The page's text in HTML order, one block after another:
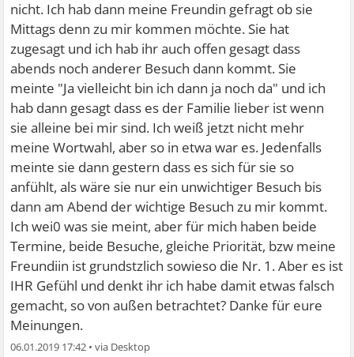
nicht. Ich hab dann meine Freundin gefragt ob sie
Mittags denn zu mir kommen möchte. Sie hat
zugesagt und ich hab ihr auch offen gesagt dass
abends noch anderer Besuch dann kommt. Sie
meinte "Ja vielleicht bin ich dann ja noch da" und ich
hab dann gesagt dass es der Familie lieber ist wenn
sie alleine bei mir sind. Ich weiß jetzt nicht mehr
meine Wortwahl, aber so in etwa war es. Jedenfalls
meinte sie dann gestern dass es sich für sie so
anfühlt, als wäre sie nur ein unwichtiger Besuch bis
dann am Abend der wichtige Besuch zu mir kommt.
Ich wei0 was sie meint, aber für mich haben beide
Termine, beide Besuche, gleiche Priorität, bzw meine
Freundiin ist grundstzlich sowieso die Nr. 1. Aber es ist
IHR Gefühl und denkt ihr ich habe damit etwas falsch
gemacht, so von außen betrachtet? Danke für eure
Meinungen.
06.01.2019 17:42 •